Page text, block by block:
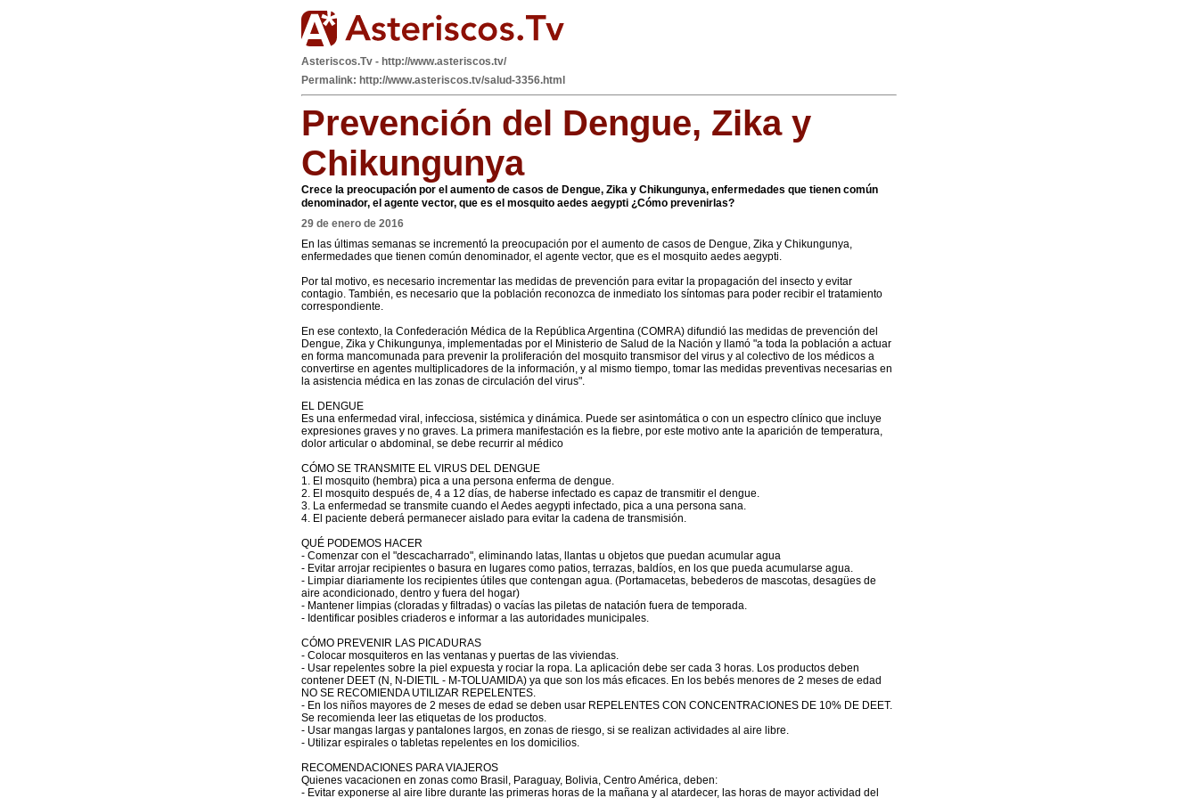
Asteriscos.Tv - http://www.asteriscos.tv/
Permalink: http://www.asteriscos.tv/salud-3356.html
Prevención del Dengue, Zika y
Chikungunya
Crece la preocupación por el aumento de casos de Dengue, Zika y Chikungunya, enfermedades que tienen común
denominador, el agente vector, que es el mosquito aedes aegypti ¿Cómo prevenirlas?
29 de enero de 2016
En las últimas semanas se incrementó la preocupación por el aumento de casos de Dengue, Zika y Chikungunya,
enfermedades que tienen común denominador, el agente vector, que es el mosquito aedes aegypti.
Por tal motivo, es necesario incrementar las medidas de prevención para evitar la propagación del insecto y evitar
contagio. También, es necesario que la población reconozca de inmediato los síntomas para poder recibir el tratamiento
correspondiente.
En ese contexto, la Confederación Médica de la República Argentina (COMRA) difundió las medidas de prevención del
Dengue, Zika y Chikungunya, implementadas por el Ministerio de Salud de la Nación y llamó "a toda la población a actuar
en forma mancomunada para prevenir la proliferación del mosquito transmisor del virus y al colectivo de los médicos a
convertirse en agentes multiplicadores de la información, y al mismo tiempo, tomar las medidas preventivas necesarias en
la asistencia médica en las zonas de circulación del virus".
EL DENGUE
Es una enfermedad viral, infecciosa, sistémica y dinámica. Puede ser asintomática o con un espectro clínico que incluye
expresiones graves y no graves. La primera manifestación es la fiebre, por este motivo ante la aparición de temperatura,
dolor articular o abdominal, se debe recurrir al médico
CÓMO SE TRANSMITE EL VIRUS DEL DENGUE
1. El mosquito (hembra) pica a una persona enferma de dengue.
2. El mosquito después de, 4 a 12 días, de haberse infectado es capaz de transmitir el dengue.
3. La enfermedad se transmite cuando el Aedes aegypti infectado, pica a una persona sana.
4. El paciente deberá permanecer aislado para evitar la cadena de transmisión.
QUÉ PODEMOS HACER
- Comenzar con el "descacharrado", eliminando latas, llantas u objetos que puedan acumular agua
- Evitar arrojar recipientes o basura en lugares como patios, terrazas, baldíos, en los que pueda acumularse agua.
- Limpiar diariamente los recipientes útiles que contengan agua. (Portamacetas, bebederos de mascotas, desagües de
aire acondicionado, dentro y fuera del hogar)
- Mantener limpias (cloradas y filtradas) o vacías las piletas de natación fuera de temporada.
- Identificar posibles criaderos e informar a las autoridades municipales.
CÓMO PREVENIR LAS PICADURAS
- Colocar mosquiteros en las ventanas y puertas de las viviendas.
- Usar repelentes sobre la piel expuesta y rociar la ropa. La aplicación debe ser cada 3 horas. Los productos deben
contener DEET (N, N-DIETIL - M-TOLUAMIDA) ya que son los más eficaces. En los bebés menores de 2 meses de edad
NO SE RECOMIENDA UTILIZAR REPELENTES.
- En los niños mayores de 2 meses de edad se deben usar REPELENTES CON CONCENTRACIONES DE 10% DE DEET.
Se recomienda leer las etiquetas de los productos.
- Usar mangas largas y pantalones largos, en zonas de riesgo, si se realizan actividades al aire libre.
- Utilizar espirales o tabletas repelentes en los domicilios.
RECOMENDACIONES PARA VIAJEROS
Quienes vacacionen en zonas como Brasil, Paraguay, Bolivia, Centro América, deben:
- Evitar exponerse al aire libre durante las primeras horas de la mañana y al atardecer, las horas de mayor actividad del